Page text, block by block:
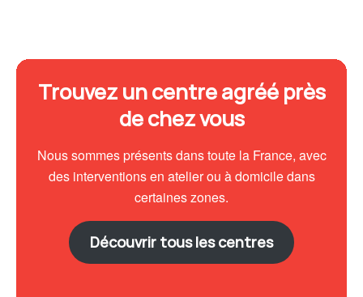
Trouvez un centre agréé près
de chez vous
Nous sommes présents dans toute la France, avec
des interventions en atelier ou à domicile dans
certaines zones.
Découvrir tous les centres